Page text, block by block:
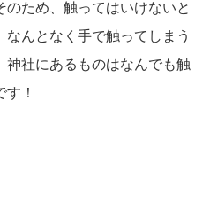
ため、触ってはいけないと
んとなく手で触ってしまう
神社にあるものはなんでも触
！